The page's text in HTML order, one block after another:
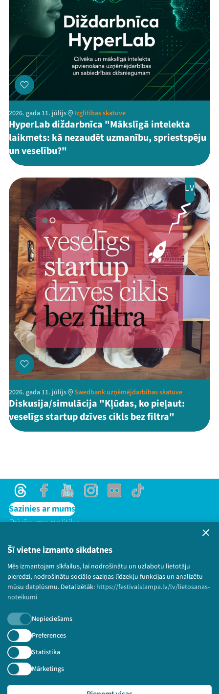
Šī vietne izmanto sīkdatnes
Mēs izmantojam sīkfailus, lai nodrošinātu un uzlabotu lietotāju
pieredzi, nodrošinātu sociālo saziņas līdzekļu funkcijas un analizētu
mūsu datplūsmu. Detalizētāk: https://festivalslampa.lv/lv/lietosanas-
noteikumi
Nepieciešams
Preferences
Statistika
Mārketings
ThreadsFacebookYoutube
X Instagram
Flick TikTok
2026. gada 11. jūlijs Izglītības skatuve
HyperLab diždarbnīca "Mākslīgā intelekta
laikmets: kā nezaudēt uzmanību, spriestspēju
un veselību?"
LV
2026. gada 11. jūlijs Swedbank uzņēmējdarbības skatuve
Diskusija/simulācija "Kļūdas, ko pieļaut:
veselīgs startup dzīves cikls bez filtra"
ThreadsFacebookYoutubeInstagram
Flick TikTok
Sazinies ar mums
Privātuma politika
Bērnu aizsardzības politika
© 2026 Sarunu festivāls LAMPA Visas tiesības
paturētas.
Piesakies jaunumiem!
Nepalaid garām aktuālāko informāciju!